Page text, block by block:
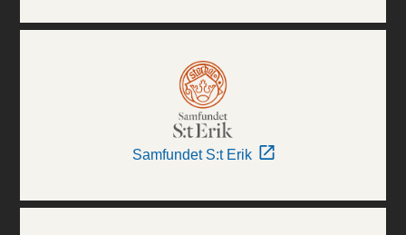
Samfundet S:t Erik